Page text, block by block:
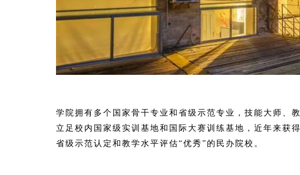
学院拥有多个国家骨干专业和省级示范专业，技能大师、
立足校内国家级实训基地和国际大赛训练基地，近年来获
省级示范认定和教学水平评估“优秀”的民办院校。